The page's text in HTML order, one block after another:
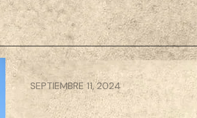
SEPTIEMBRE 11, 2024